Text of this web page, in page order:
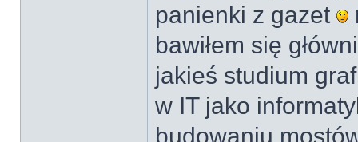
panienki z gazet
bawiłem się
jakieś studium
w IT jako
budowaniu